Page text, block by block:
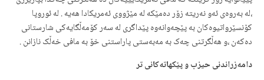
،له‌ به‌روه‌ی ئه‌و نه‌ریته‌ زۆر ده‌مێکه‌ له‌ مێژووی ئه‌مریکادا هه‌یه‌ . له‌ ئوروپا
کۆنسێرواتیوه‌کان به‌ پێچه‌وانه‌وه‌ پێداگری له‌ سه‌ر کۆمه‌ڵگایه‌کی شارستانی
ده‌که‌ن ،و هه‌ڵگرتنی چه‌ک به‌ مه‌به‌ستی پاراستنی خۆ به‌ مافی خه‌ڵک نازانن .
دامه‌زراندنی حیزب و پێکهاته‌کانی تر